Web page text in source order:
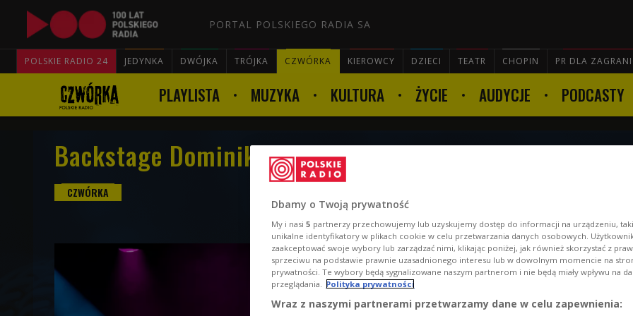
PORTAL POLSKIEGO RADIA SA
POLSKIE RADIO 24 JEDYNKA DWÓJKA TRÓJKA CZWÓRKA KIEROWCY DZIECI TEATR CHOPIN PR DLA

PLAYLISTA MUZYKA KULTURA ŻYCIE AUDYCJE PODCASTY
Backstage Dominiki Płonki 10 kwietnia godz. 22:01
Dbamy o Twoją prywatność
My i nasi 5 partnerzy przechowujemy lub uzyskujemy dostęp do informacji na urządzeniu,
unikalne identyfikatory w plikach cookie w celu przetwarzania danych osobowych.
zaakceptować swoje wybory lub zarządzać nimi, klikając poniżej, jak również skorzystać z
sprzeciwu na podstawie prawnie uzasadnionego interesu lub w dowolnym momencie na
prywatności. Te wybory będą sygnalizowane naszym partnerom i nie będą miały wpływu na
przeglądania.
Polityka prywatności
Wraz z naszymi partnerami przetwarzamy dane w celu zapewnienia: